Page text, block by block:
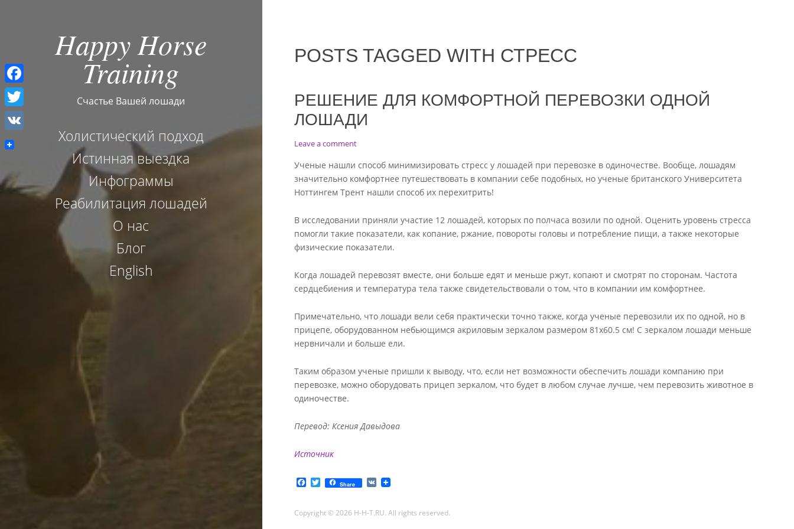
Happy Horse
Training
Счастье Вашей лошади
Холистический подход
Истинная выездка
Инфограммы
Реабилитация лошадей
О нас
Блог
English
POSTS TAGGED WITH СТРЕСС
РЕШЕНИЕ ДЛЯ КОМФОРТНОЙ ПЕРЕВОЗКИ ОДНОЙ
ЛОШАДИ
Leave a commenton
для
комфортной
перевозки
лошади
Ученые нашли способ минимизировать стресс у лошадей при перевозке в одиночестве. Вообще, лошадям
значительно комфортнее путешествовать в компании себе подобных, но ученые британского Университета
Ноттингем Трент нашли способ их перехитрить!
В исследовании приняли участие 12 лошадей, которых по полчаса возили по одной. Оценить уровень стресса
помогли такие показатели, как копание, ржание, повороты головы и потребление пищи, а также некоторые
физические показатели.
Когда лошадей перевозят вместе, они больше едят и меньше ржут, копают и смотрят по сторонам. Частота
сердцебиения и температура тела также свидетельствовали о том, что в компании им комфортнее.
Примечательно, что лошади вели себя практически точно также, когда ученые перевозили их по одной, но в
прицепе, оборудованном небьющимся акриловым зеркалом размером 81х60.5 см! С зеркалом лошади меньше
нервничали и больше ели.
Таким образом ученые пришли к выводу, что, если нет возможности обеспечить лошади компанию при
перевозке, можно оборудовать прицеп зеркалом, что будет в любом случае лучше, чем перевозить животное в
одиночестве.
Перевод: Ксения Давыдова
Источник
F
e
b
T
w
t
Share V
Copyright © 2026 H-H-T.RU. All rights reserved.
F
a
c
e
o
T
i
t
V